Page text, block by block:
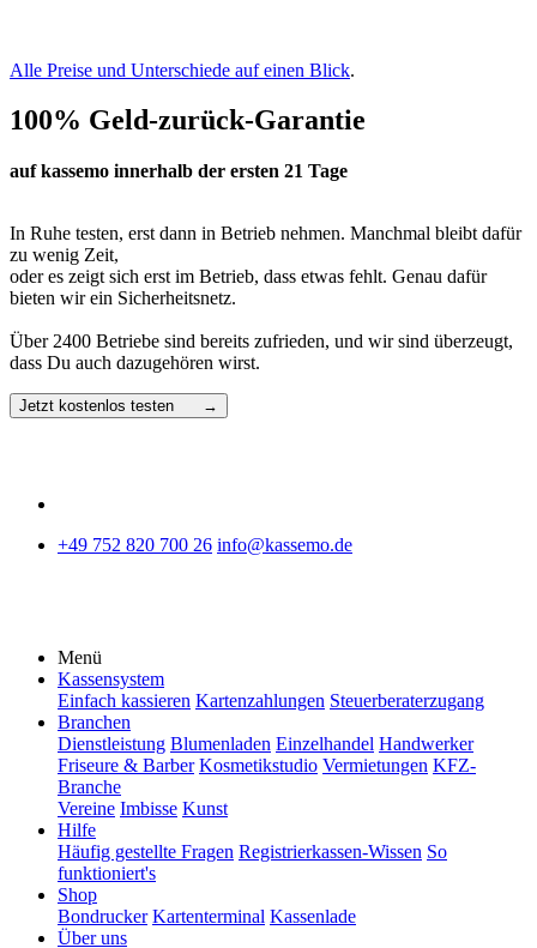
Alle Preise und Unterschiede auf einen Blick.
100% Geld-zurück-Garantie
auf kassemo innerhalb der ersten 21 Tage
In Ruhe testen, erst dann in Betrieb nehmen. Manchmal bleibt dafür
zu wenig Zeit,
oder es zeigt sich erst im Betrieb, dass etwas fehlt. Genau dafür
bieten wir ein Sicherheitsnetz.
Über 2400 Betriebe sind bereits zufrieden, und wir sind überzeugt,
dass Du auch dazugehören wirst.
Jetzt kostenlos testen →
+49 752 820 700 26 info@kassemo.de
Menü
Kassensystem
Einfach kassieren Kartenzahlungen Steuerberaterzugang
Branchen
Dienstleistung Blumenladen Einzelhandel Handwerker
Friseure & Barber Kosmetikstudio Vermietungen KFZ-
Branche
Vereine Imbisse Kunst
Hilfe
Häufig gestellte Fragen Registrierkassen-Wissen So
funktioniert's
Shop
Bondrucker Kartenterminal Kassenlade
Über uns